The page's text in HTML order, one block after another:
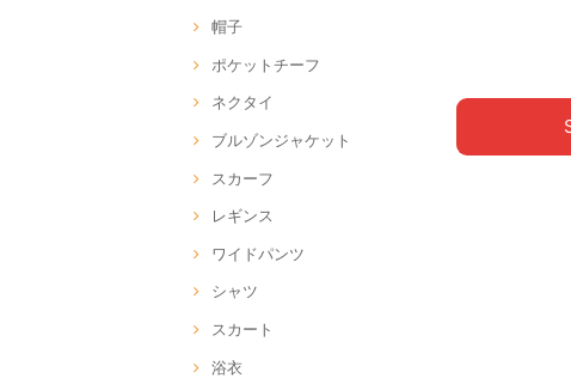
帽子
ポケットチーフ
ネクタイ
ブルゾンジャケット
スカーフ
レギンス
ワイドパンツ
シャツ
スカート
浴衣